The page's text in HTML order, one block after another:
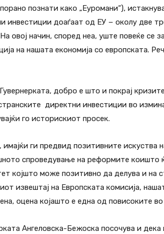
познати како „Еуромани“),
инвестиции доаѓаат од ЕУ − околу две
овој начин, според неа, уште повеќе се
на нашата економија со европската.
добро е што и покрај
директни инвестиции во
го историскиот просек.
имајќи ги предвид позитивните искуства
спроведување на реформите коишто
којшто може позитивно да делува и на
извештај на Европската комисија,
оцена којашто е една од повисоките
Ангеловска-Бежоска посочува и